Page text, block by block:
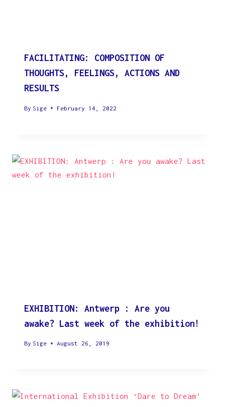
FACILITATING: COMPOSITION OF
THOUGHTS, FEELINGS, ACTIONS AND
RESULTS
By Sige February 14, 2022
EXHIBITION: Antwerp : Are you
awake? Last week of the exhibition!
By Sige August 26, 2019